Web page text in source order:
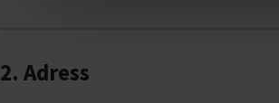
2. Adress